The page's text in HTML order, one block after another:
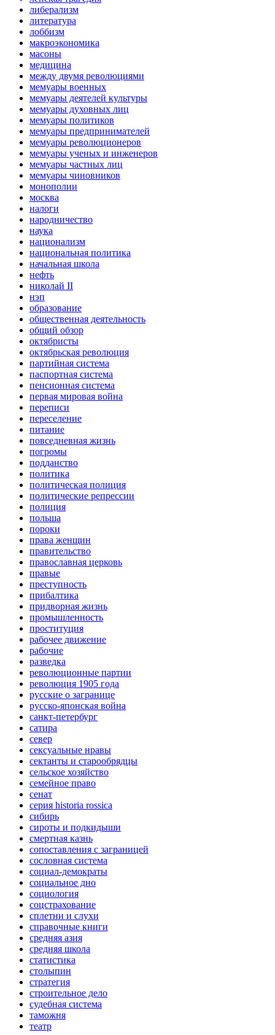
либерализм
литература
лоббизм
макроэкономика
масоны
медицина
между двумя революциями
мемуары военных
мемуары деятелей культуры
мемуары духовных лиц
мемуары политиков
мемуары предпринимателей
мемуары революционеров
мемуары ученых и инженеров
мемуары частных лиц
мемуары чиновников
монополии
москва
налоги
народничество
наука
национализм
национальная политика
начальная школа
нефть
николай II
нэп
образование
общественная деятельность
общий обзор
октябристы
октябрьская революция
партийная система
паспортная система
пенсионная система
первая мировая война
переписи
переселение
питание
повседневная жизнь
погромы
подданство
политика
политическая полиция
политические репрессии
полиция
польша
пороки
права женщин
правительство
православная церковь
правые
преступность
прибалтика
придворная жизнь
промышленность
проституция
рабочее движение
рабочие
разведка
революционные партии
революция 1905 года
русские о загранице
русско-японская война
санкт-петербург
сатира
север
сексуальные нравы
сектанты и старообрядцы
сельское хозяйство
семейное право
сенат
серия historia rossica
сибирь
сироты и подкидыши
смертная казнь
сопоставления с заграницей
сословная система
социал-демократы
социальное дно
социология
соцстрахование
сплетни и слухи
справочные книги
средняя азия
средняя школа
статистика
столыпин
стратегия
строительное дело
судебная система
таможня
театр